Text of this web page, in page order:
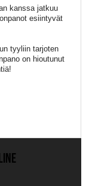
kanssa jatkuu
esiintyvät
tyyliin tarjoten
on hioutunut